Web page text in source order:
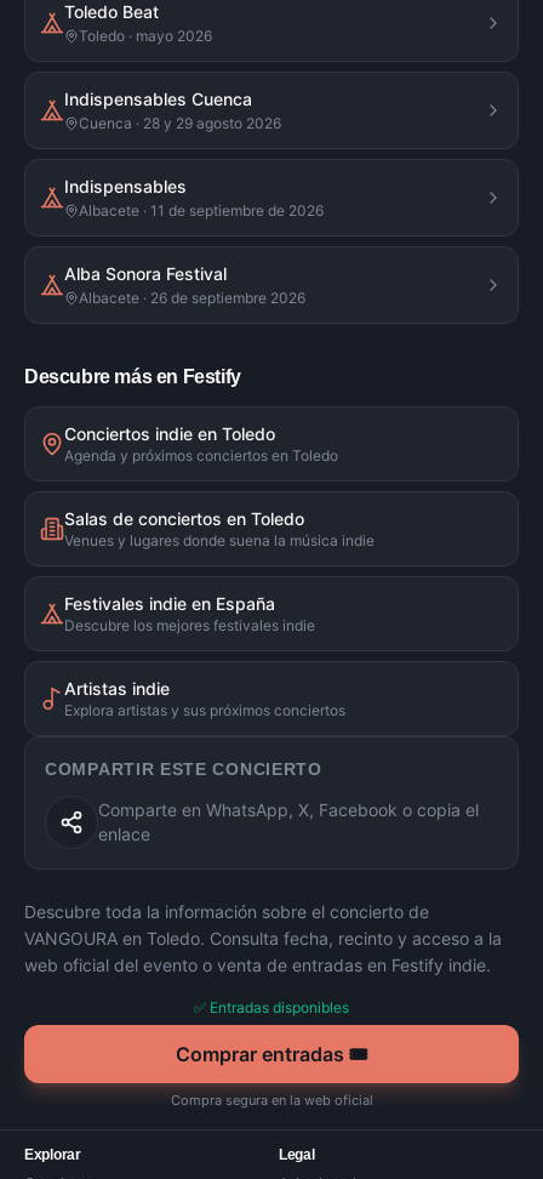
Toledo Beat
Toledo · mayo 2026
Indispensables Cuenca
Cuenca · 28 y 29 agosto 2026
Indispensables
Albacete · 11 de septiembre de 2026
Alba Sonora Festival
Albacete · 26 de septiembre 2026
Descubre más en Festify
Conciertos indie en Toledo
Agenda y próximos conciertos en Toledo
Salas de conciertos en Toledo
Venues y lugares donde suena la música indie
Festivales indie en España
Descubre los mejores festivales indie
Artistas indie
Explora artistas y sus próximos conciertos
COMPARTIR ESTE CONCIERTO
Comparte en WhatsApp, X, Facebook o copia el
enlace
Descubre toda la información sobre el concierto de
VANGOURA en Toledo. Consulta fecha, recinto y acceso a la
web oficial del evento o venta de entradas en Festify indie.
✅ Entradas disponibles
Comprar entradas 🎟️
Compra segura en la web oficial
Explorar Legal